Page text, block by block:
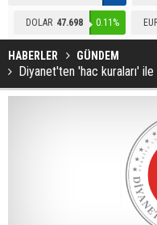
DOLAR 47.698 0.11%
HABERLER GÜNDEM
Diyanet'ten 'hac kuraları'